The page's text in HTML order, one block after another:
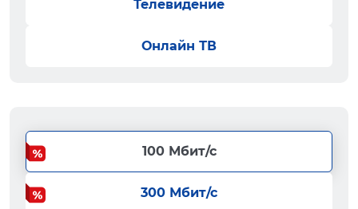
Телевидение
Онлайн ТВ
100 Мбит/с
300 Мбит/с